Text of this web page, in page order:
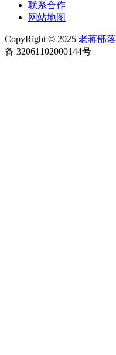
联系合作
网站地图
CopyRight © 2025 老蒋部落
备 32061102000144号